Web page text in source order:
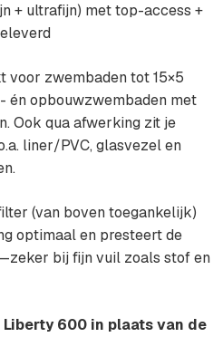
+ ultrafijn) met top-access +
voor zwembaden tot 15×5
én opbouwzwembaden met
Ook qua afwerking zit je
liner/PVC, glasvezel en
(van boven toegankelijk)
optimaal en presteert de
bij fijn vuil zoals stof en
600 in plaats van de